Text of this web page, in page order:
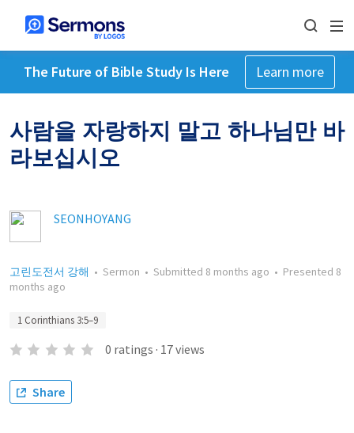
The Future of Bible Study Is Here Learn more
사람을 자랑하지 말고 하나님만 바
라보십시오
SEONHOYANG
고린도전서 강해 • Sermon • Submitted 8 months ago • Presented 8
months ago
1 Corinthians 3:5–9
0 ratings · 17views
Share